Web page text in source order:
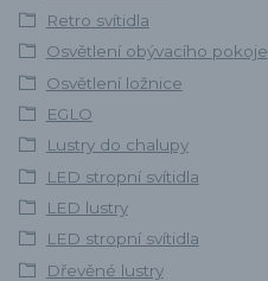
Retro svítidla
Osvětlení obývacího pokoje
Osvětlení ložnice
EGLO
Lustry do chalupy
LED stropní svítidla
LED lustry
LED stropní svítidla
Dřevěné lustry